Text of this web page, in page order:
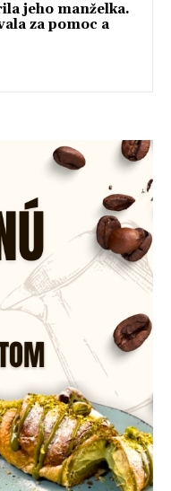
jeho manželka.
za pomoc a